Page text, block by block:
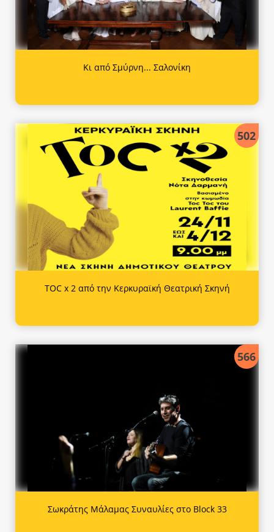
Κι από Σμύρνη... Σαλονίκη
502
TOC x 2 από την Κερκυραϊκή Θεατρική Σκηνή
566
Σωκράτης Μάλαμας Συναυλίες στο Block 33